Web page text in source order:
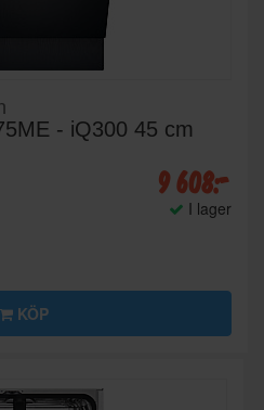
- iQ300 45 cm
9 608:-
I lager
KÖP